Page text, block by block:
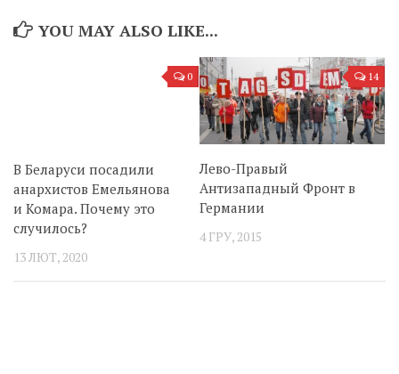
YOU MAY ALSO LIKE...
0
В Беларуси посадили
анархистов Емельянова
и Комара. Почему это
случилось?
13 ЛЮТ, 2020
14
Лево-Правый
Антизападный Фронт в
Германии
4 ГРУ, 2015